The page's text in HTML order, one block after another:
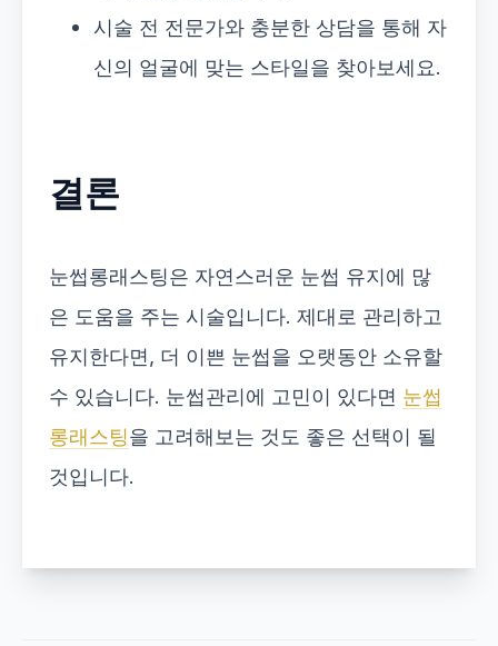
시술 전 전문가와 충분한 상담을 통해 자
신의 얼굴에 맞는 스타일을 찾아보세요.
결론
눈썹롱래스팅은 자연스러운 눈썹 유지에 많
은 도움을 주는 시술입니다. 제대로 관리하고
유지한다면, 더 이쁜 눈썹을 오랫동안 소유할
수 있습니다. 눈썹관리에 고민이 있다면 눈썹
롱래스팅을 고려해보는 것도 좋은 선택이 될
것입니다.